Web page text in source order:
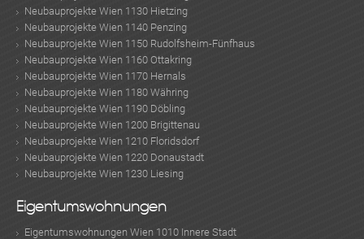
Neubauprojekte Wien 1130 Hietzing
Neubauprojekte Wien 1140 Penzing
Neubauprojekte Wien 1150 Rudolfsheim-Fünfhaus
Neubauprojekte Wien 1160 Ottakring
Neubauprojekte Wien 1170 Hernals
Neubauprojekte Wien 1180 Währing
Neubauprojekte Wien 1190 Döbling
Neubauprojekte Wien 1200 Brigittenau
Neubauprojekte Wien 1210 Floridsdorf
Neubauprojekte Wien 1220 Donaustadt
Neubauprojekte Wien 1230 Liesing
Eigentumswohnungen
Eigentumswohnungen Wien 1010 Innere Stadt